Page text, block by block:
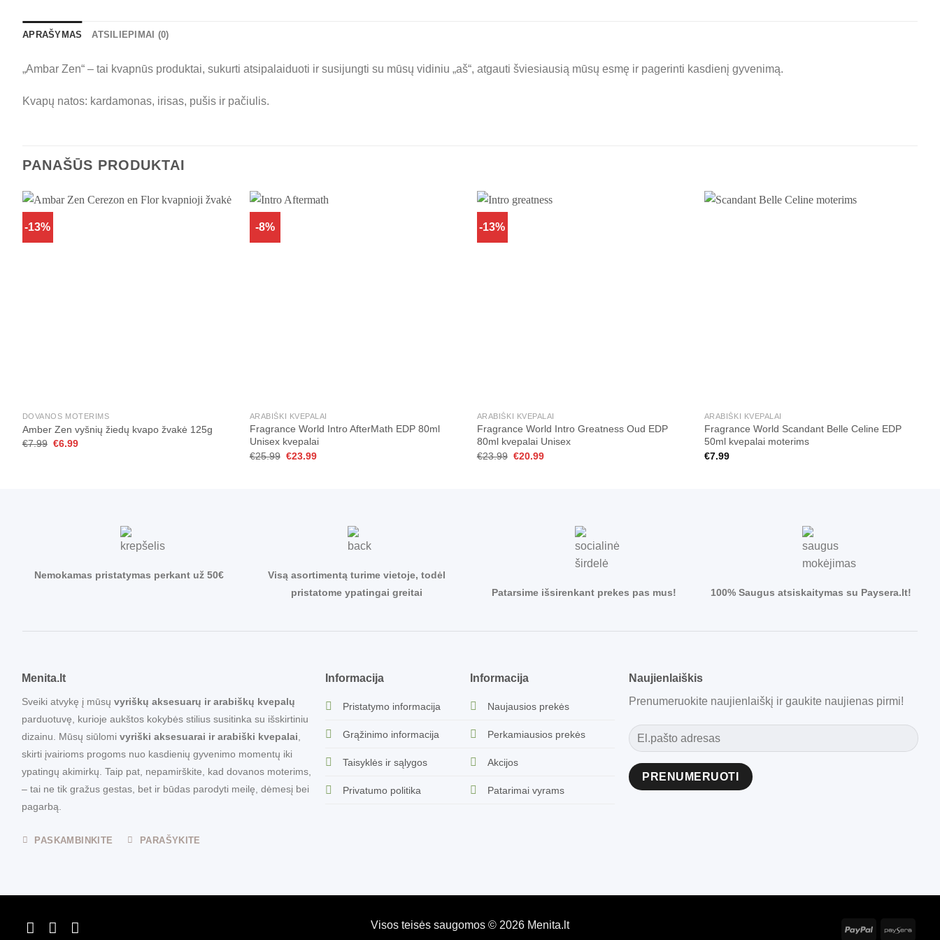
APRAŠYMAS ATSILIEPIMAI (0)
„Ambar Zen“ – tai kvapnūs produktai, sukurti atsipalaiduoti ir susijungti su mūsų vidiniu „aš“, atgauti šviesiausią mūsų esmę ir pagerinti kasdienį gyvenimą.
Kvapų natos: kardamonas, irisas, pušis ir pačiulis.
PANAŠŪS PRODUKTAI
-13%
DOVANOS MOTERIMS
Amber Zen vyšnių žiedų kvapo žvakė 125g
€7.99 Original
€6.99Current
-8%
ARABIŠKI KVEPALAI
Fragrance World Intro AfterMath EDP 80ml
Unisex kvepalai
€25.99 Original
€23.99Current
-13%
ARABIŠKI KVEPALAI
Fragrance World Intro Greatness Oud EDP
80ml kvepalai Unisex
€23.99 Original
€20.99Current
ARABIŠKI KVEPALAI
Fragrance World Scandant Belle Celine EDP
50ml kvepalai moterims
€7.99
Nemokamas pristatymas perkant už 50€
Visą asortimentą turime vietoje, todėl
pristatome ypatingai greitai
Patarsime išsirenkant prekes pas mus! 100% Saugus atsiskaitymas su Paysera.lt!
Menita.lt
Sveiki atvykę į mūsų vyriškų aksesuarų ir arabiškų kvepalų
parduotuvę, kurioje aukštos kokybės stilius susitinka su išskirtiniu
dizainu. Mūsų siūlomi vyriški aksesuarai ir arabiški kvepalai,
skirti įvairioms progoms nuo kasdienių gyvenimo momentų iki
ypatingų akimirkų. Taip pat, nepamirškite, kad dovanos moterims,
– tai ne tik gražus gestas, bet ir būdas parodyti meilę, dėmesį bei
pagarbą.
PASKAMBINKITE PARAŠYKITE
Informacija
Pristatymo informacija
Grąžinimo informacija
Taisyklės ir sąlygos
Privatumo politika
Informacija
Naujausios prekės
Perkamiausios prekės
Akcijos
Patarimai vyrams
Naujienlaiškis
Prenumeruokite naujienlaiškį ir gaukite naujienas pirmi!
Visos teisės saugomos © 2026 Menita.lt